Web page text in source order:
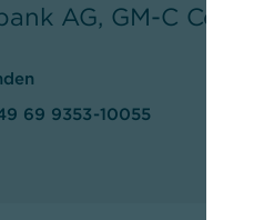
AG, GM-C
69 9353-10055